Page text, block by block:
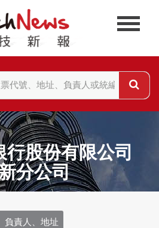
股份有限公司
分公司
負責人、地址